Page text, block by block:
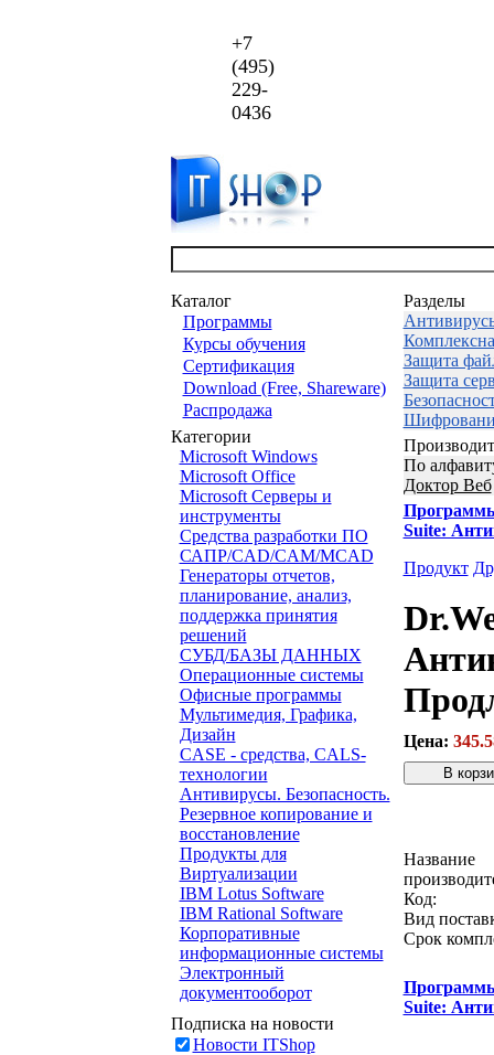
+7
(495)
229-
0436
Каталог
Программы
Курсы обучения
Сертификация
Download (Free, Shareware)
Распродажа
Категории
Microsoft Windows
Microsoft Office
Microsoft Серверы и
инструменты
Средства разработки ПО
САПР/CAD/CAM/MCAD
Генераторы отчетов,
планирование, анализ,
поддержка принятия
решений
СУБД/БАЗЫ ДАННЫХ
Операционные системы
Офисные программы
Мультимедия, Графика,
Дизайн
CASE - средства, CALS-
технологии
Антивирусы. Безопасность.
Резервное копирование и
восстановление
Продукты для
Виртуализации
IBM Lotus Software
IBM Rational Software
Корпоративные
информационные системы
Электронный
документооборот
Подписка на новости
Новости ITShop
Разделы
Защита
Защита
По
Доктор Веб
Suite:
Продукт
Цена:
Название
Код:
Вид
Срок
Suite: